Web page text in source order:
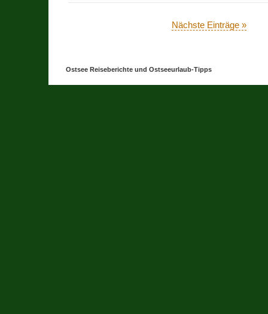
Nächste Einträge »
Ostsee Reiseberichte und Ostseeurlaub-Tipps